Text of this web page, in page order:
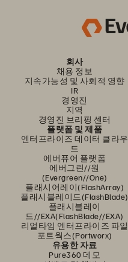
회사
채용 정보
지속가능성 및 사회적 영향
IR
경영진
지역
경영진 브리핑 센터
플랫폼 및 제품
엔터프라이즈 데이터 클라우
드
에버퓨어 플랫폼
에버그린//원
(Evergreen//One)
플래시어레이(FlashArray)
플래시블레이드(FlashBlade)
플래시블레이
드//EXA(FlashBlade//EXA)
리얼타임 엔터프라이즈 파일
포트웍스(Portworx)
유용한 자료
Pure360 데모